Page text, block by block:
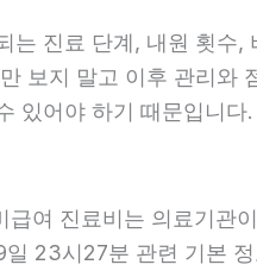
는 진료 단계, 내원 횟수
보지 말고 이후 관리와
있어야 하기 때문입니다.
여 진료비는 의료기관
23시27분 관련 기본